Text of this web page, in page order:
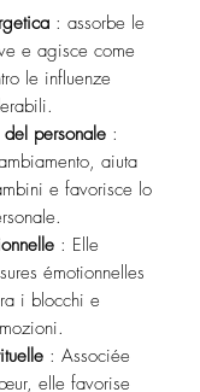
: assorbe le
e agisce come
le influenze
del personale :
aiuta
e favorisce lo
: Elle
émotionnelles
i blocchi e
: Associée
elle favorise